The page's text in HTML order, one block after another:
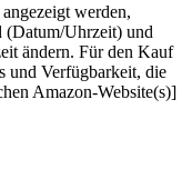
werden,
(Datum/Uhrzeit) und
ändern. Für den Kauf
und Verfügbarkeit, die
Amazon-Website(s)]